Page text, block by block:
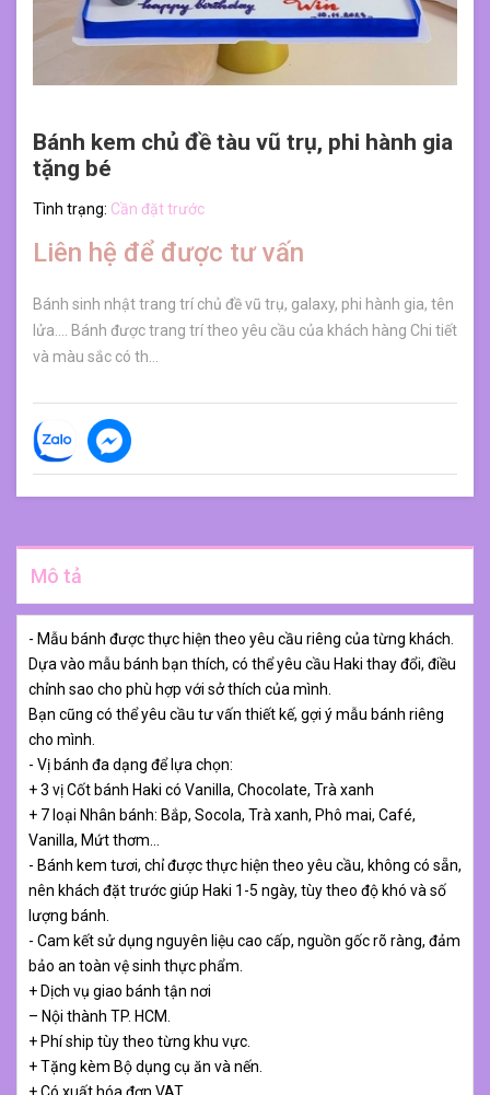
Bánh kem chủ đề tàu vũ trụ, phi hành gia
tặng bé
Tình trạng: Cần đặt trước
Liên hệ để được tư vấn
Bánh sinh nhật trang trí chủ đề vũ trụ, galaxy, phi hành gia, tên
lửa.... Bánh được trang trí theo yêu cầu của khách hàng Chi tiết
và màu sắc có th...
Mô tả
- Mẫu bánh được thực hiện theo yêu cầu riêng của từng khách.
Dựa vào mẫu bánh bạn thích, có thể yêu cầu Haki thay đổi, điều
chỉnh sao cho phù hợp với sở thích của mình.
Bạn cũng có thể yêu cầu tư vấn thiết kế, gợi ý mẫu bánh riêng
cho mình.
- Vị bánh đa dạng để lựa chọn:
+ 3 vị Cốt bánh Haki có Vanilla, Chocolate, Trà xanh
+ 7 loại Nhân bánh: Bắp, Socola, Trà xanh, Phô mai, Café,
Vanilla, Mứt thơm…
- Bánh kem tươi, chỉ được thực hiện theo yêu cầu, không có sẵn,
nên khách đặt trước giúp Haki 1-5 ngày, tùy theo độ khó và số
lượng bánh.
- Cam kết sử dụng nguyên liệu cao cấp, nguồn gốc rõ ràng, đảm
bảo an toàn vệ sinh thực phẩm.
+ Dịch vụ giao bánh tận nơi
– Nội thành TP. HCM.
+ Phí ship tùy theo từng khu vực.
+ Tặng kèm Bộ dụng cụ ăn và nến.